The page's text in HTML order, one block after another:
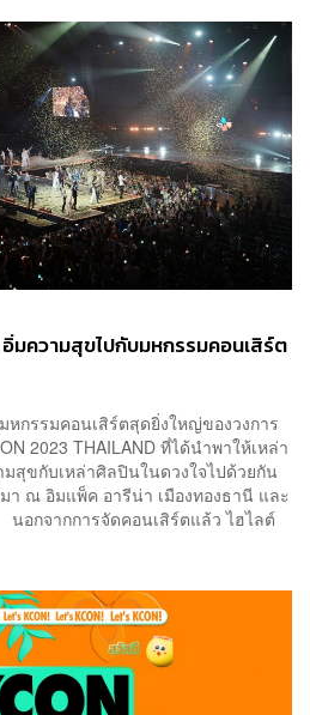
มความสุขไปกับมหกรรมคอนเสิร์ต
หกรรมคอนเสิร์ตสุดยิ่งใหญ่ของวงการ
2023 THAILAND ที่ได้นำพาให้เหล่า
มสุขกับเหล่าศิลปินในดวงใจไปด้วยกัน
า ณ อิมแพ็ค อารีน่า เมืองทองธานี และ
อกจากการจัดคอนเสิร์ตแล้ว ไฮไลต์